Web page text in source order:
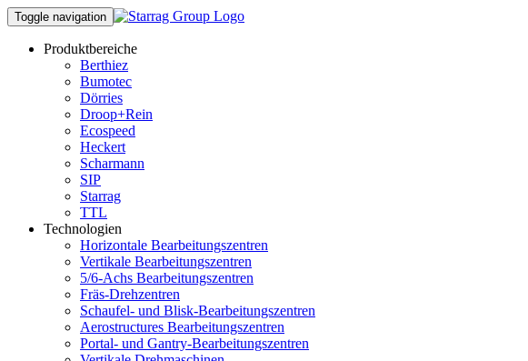
Toggle navigation
Produktbereiche
Berthiez
Bumotec
Dörries
Droop+Rein
Ecospeed
Heckert
Scharmann
SIP
Starrag
TTL
Technologien
Horizontale Bearbeitungszentren
Vertikale Bearbeitungszentren
5/6-Achs Bearbeitungszentren
Fräs-Drehzentren
Schaufel- und Blisk-Bearbeitungszentren
Aerostructures Bearbeitungszentren
Portal- und Gantry-Bearbeitungszentren